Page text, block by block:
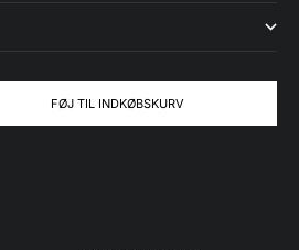
FØJ TIL INDKØBSKURV